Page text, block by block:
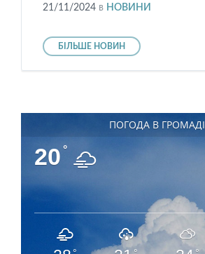
21/11/2024 в НОВИНИ
БІЛЬШЕ НОВИН
ПОГОДА В ГРОМАДІ
20 °